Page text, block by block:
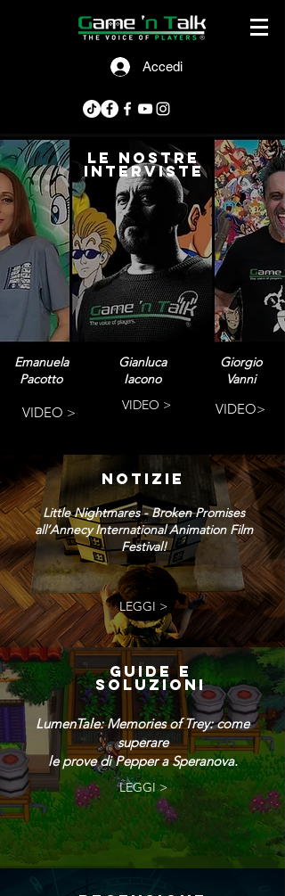
Accedi
le nostre
interviste
Emanuela
Pacotto
VIDEO >
Gianluca
Iacono
VIDEO >
Giorgio
Vanni
VIDEO>
NOTIZIE
Little Nightmares - Broken Promises
all’Annecy International Animation Film
Festival!
LEGGI >
GUIDE E
SOLUZIONI
LumenTale: Memories of Trey: come
superare
le prove di Pepper a Speranova.
LEGGI >